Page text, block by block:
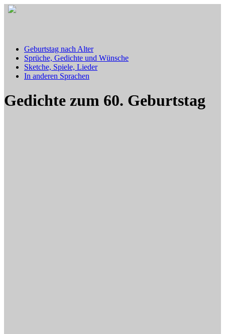
Geburtstag nach Alter
Sprüche, Gedichte und Wünsche
Sketche, Spiele, Lieder
In anderen Sprachen
Gedichte zum 60. Geburtstag